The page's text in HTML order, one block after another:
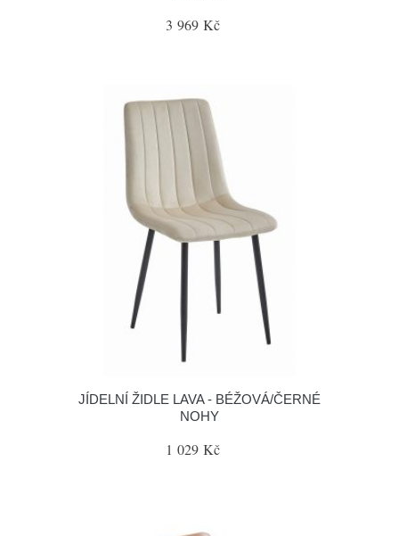
3 969 Kč
JÍDELNÍ ŽIDLE LAVA - BÉŽOVÁ/ČERNÉ
NOHY
1 029 Kč